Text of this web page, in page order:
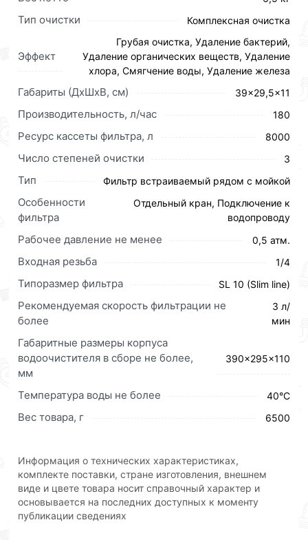
Фильтр ГЕЙЗЕР стандарт выполнен в белом корпусе
компактного размера. Устройство обладает высоким
ресурсом для удаления из воды хлора тяжелых
металлов, железа и органических примесей.
протечек. В фильтрующей системе для жесткой
воды установлен сорбционный картридж БАФ
(модуль Арагон не применяется). В комплект входит
кран №3. Сменные элементы системы:
механическую фильтрацию. Эффективно удаляет из
воды нерастворимые частицы: песок, взвесь,
ржавчину. Модуль БС применяется для смягчения и
удаления из воды избыточных солей жесткости.
Модуль БАФ содержит мультикомпонентную
загрузку (ионообменные материалы, сорбенты) и
хлорорганические соединения, фенол, а также
снижает содержание тяжелых металлов и железа.
Характеристики:
Тип очистки Комплексная очистка
Эффект
Грубая очистка, Удаление бактерий,
Удаление органических веществ, Удаление
хлора, Смягчение воды, Удаление железа
Габариты (ДхШхВ, см) 39x29,5x11
Производительность, л/час 180
Ресурс кассеты фильтра, л 8000
Число степеней очистки 3
Тип Фильтр встраиваемый рядом с мойкой
Особенности
фильтра
Отдельный кран, Подключение к
водопроводу
Рабочее давление не менее 0,5 атм.
Входная резьба 1/4
Типоразмер фильтра SL 10 (Slim line)
Рекомендуемая скорость фильтрации не
более
3 л/
мин
Габаритные размеры корпуса
водоочистителя в сборе не более,
мм
390x295x110
Температура воды не более 40°С
Вес товара, г 6500
Информация о технических характеристиках,
комплекте поставки, стране изготовления, внешнем
виде и цвете товара носит справочный характер и
основывается на последних доступных к моменту
публикации сведениях